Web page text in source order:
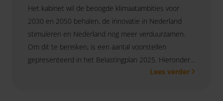
Het kabinet wil de beoogde klimaatambities voor
2030 en 2050 behalen, de innovatie in Nederland
stimuleren en Nederland nog meer verduurzamen.
Om dit te bereiken, is een aantal voorstellen
gepresenteerd in het Belastingplan 2025. Hieronder
staan de belangrijkste voorstellen voor jou alsLees verder